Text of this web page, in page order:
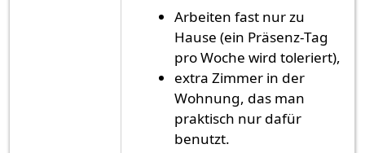
Arbeiten fast nur zu
Hause (ein Präsenz-Tag
pro Woche wird toleriert),
extra Zimmer in der
Wohnung, das man
praktisch nur dafür
benutzt.